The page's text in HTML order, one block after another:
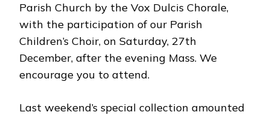
Parish Church by the Vox Dulcis Chorale,
with the participation of our Parish
Children’s Choir, on Saturday, 27th
December, after the evening Mass. We
encourage you to attend.
Last weekend’s special collection amounted